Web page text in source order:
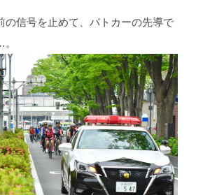
の信号を止めて、パトカーの先導で